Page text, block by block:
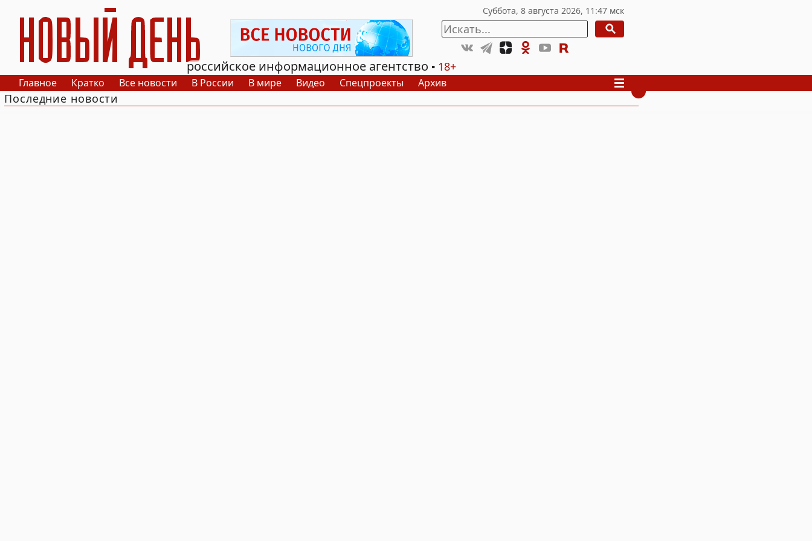
РИА Новый День
российское информационное агентство
18+
Главное Кратко Все новости В России В мире Видео Спецпроекты Архив
Последние новости